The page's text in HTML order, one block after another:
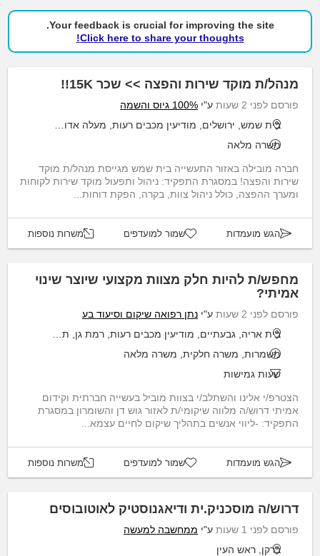
Your feedback is crucial for improving the site.
Click here to share your thoughts!
מנהל/ת מוקד שירות והפצה >> שכר 15K!!
פורסם לפני 2 שעות ע"י 100% גיוס והשמה
בית שמש, ירושלים, מודיעין מכבים רעות, מעלה אדומים, קריית גת
משרה מלאה
חברה מובילה באזור התעשייה בית שמש מגייסת מנהל/ת מוקד
שירות והפצה! במסגרת התפקיד: ניהול ותפעול מוקד שירות לקוחות
ומערך ההפצה, כולל ניהול צוות, בקרה, הפקת דוחות...
הגש מועמדות שמור למועדפים משרות נוספות
מחפש/ת להיות חלק מצוות מקצועי שיוצר שינוי
אמיתי?
פורסם לפני 2 שעות ע"י נתן רפואה שיקום וסיעוד בע
בית אריה, גבעתיים, מודיעין מכבים רעות, רמת גן, תל אביב יפו
משמרות, משרה חלקית, משרה מלאה
שעות גמישות
הצטרפ/י אלינו והשתלב/י בצוות מוביל בעשייה חברתית וקידום
אמיתי דרוש/ה מלווה שיקומי/ת לאזור גוש דן והשומרון במסגרת
התפקיד: -ליווי אנשים בתהליך שיקום לחיים עצמא...
הגש מועמדות שמור למועדפים משרות נוספות
דרוש/ה מוסכניק.ית ודיאגנוסטיק לאוטובוסים
פורסם לפני 1 שעות ע"י ממחשבה למעשה
ברקן, ראש העין